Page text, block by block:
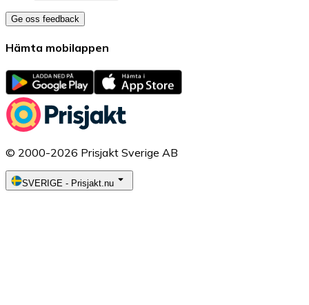
Ge oss feedback
Hämta mobilappen
© 2000-2026 Prisjakt Sverige AB
SVERIGE - Prisjakt.nu